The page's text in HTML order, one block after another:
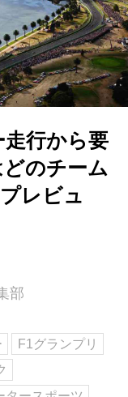
走行から要
のチーム
レビュ
部
F1グランプリ